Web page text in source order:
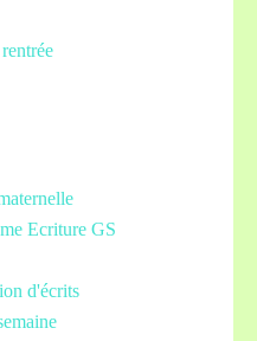
Ecriture GS
d'écrits